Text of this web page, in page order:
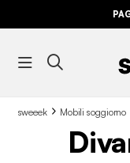
sweeek Mobili soggiorno